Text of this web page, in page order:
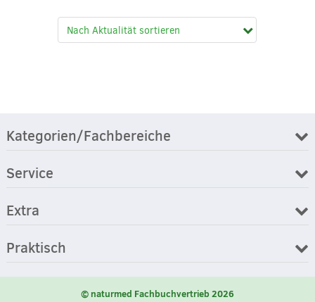
Kategorien/Fachbereiche
Service
Extra
Praktisch
© naturmed Fachbuchvertrieb 2026